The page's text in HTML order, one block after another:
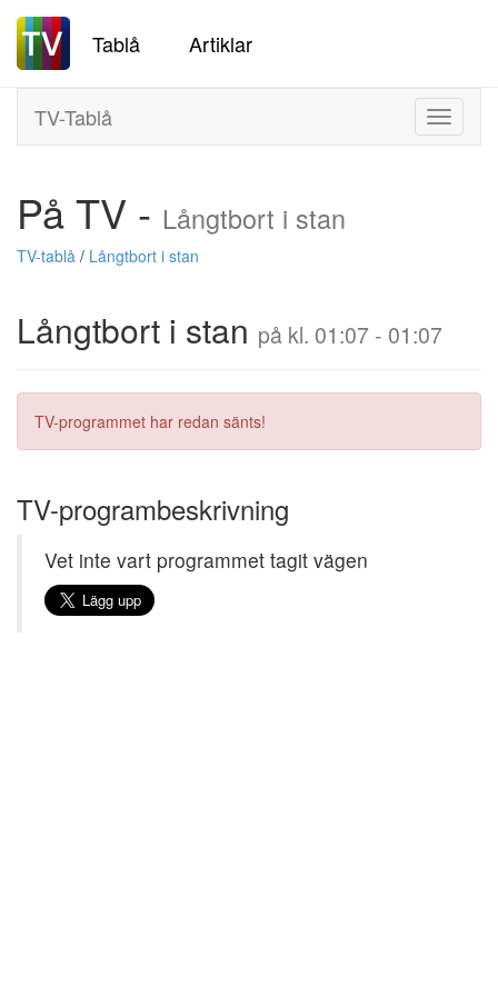
Tablå Artiklar
Toggle
TV-Tablå
På TV - Långtbort i stan
TV-tablå / Långtbort i stan
Långtbort i stan på kl. 01:07 - 01:07
TV-programmet har redan sänts!
TV-programbeskrivning
Vet inte vart programmet tagit vägen